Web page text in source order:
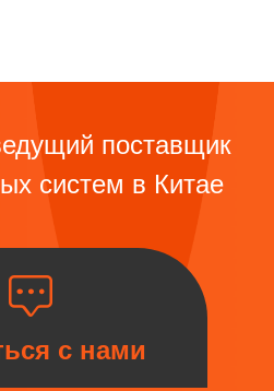
поставщик
систем в Китае
с нами